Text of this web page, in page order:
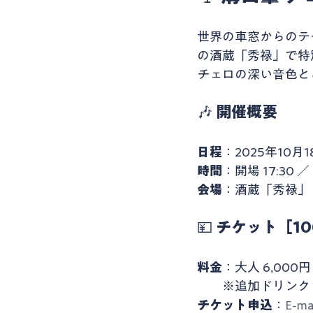
世界の車窓からの
の酒蔵「秀禄」で
チェロの深い音色
🎶 開催概要
日程 ：2025年10月
時間
：開場 17:30
会場 ：酒蔵「秀禄
💴 チケット［
料金 ：大人 6,000
※追加ドリンク
チケット申込 ： E-